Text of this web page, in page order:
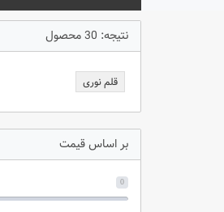
نتیجه: 30 محصول
قلم نوری
بر اساس قیمت
0